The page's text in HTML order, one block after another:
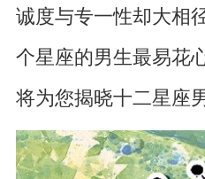
诚度与专一性却大相
个星座的男生最易花
将为您揭晓十二星座